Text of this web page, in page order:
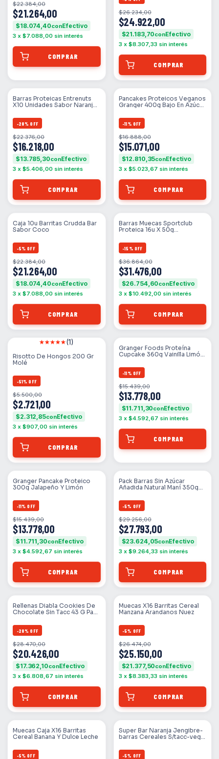
$21.264,00
$22.384,00
$18.074,40con
3 x $7.088,00 sin interés
$24.922,00
$26.234,00
$21.183,70con
3 x $8.307,33 sin interés
Barras Proteicas Entrenuts
X10 Unidades Sabor Naranja
-28% OFF
$16.218,00
$22.376,00
$13.785,30con
3 x $5.406,00 sin interés
Pancakes Proteicos Veganos
Granger 400g Bajo En Azúcar
-11% OFF
$15.071,00
$16.888,00
$12.810,35con
3 x $5.023,67 sin interés
Caja 10u Barritas Crudda Bar
Sabor Coco
-5% OFF
$21.264,00
$22.384,00
$18.074,40con
3 x $7.088,00 sin interés
Barras Muecas Sportclub
Proteica 16u X 50g
-15 % OFF
$31.476,00
$36.864,00
$26.754,60con
3 x $10.492,00 sin interés
(1)
Risotto De Hongos 200 Gr
Molé
-51% OFF
$2.721,00
$5.500,00
$2.312,85con
3 x $907,00 sin interés
Granger Foods Proteína
Cupcake 360g Vainilla Limón
-11% OFF
$13.778,00
$15.439,00
$11.711,30con
3 x $4.592,67 sin interés
Granger Pancake Proteico
300g Jalapeño Y Limón
-11% OFF
$13.778,00
$15.439,00
$11.711,30con
3 x $4.592,67 sin interés
Pack Barras Sin Azúcar
Añadida Natural Maní 350g
-5% OFF
$27.793,00
$29.256,00
$23.624,05con
3 x $9.264,33 sin interés
Rellenas Diabla Cookies De
Chocolate Sin Tacc 43 G Pack
-28% OFF
$20.426,00
$28.470,00
$17.362,10con
3 x $6.808,67 sin interés
Muecas X16 Barritas Cereal
Manzana Arandanos Nuez
-5% OFF
$25.150,00
$26.474,00
$21.377,50con
3 x $8.383,33 sin interés
Muecas Caja X16 Barritas
Cereal Banana Y Dulce Leche
-5% OFF
Super Bar Naranja Jengibre-
barras Cereales S/tacc-veg-
-5% OFF